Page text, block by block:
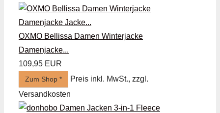
OXMO Bellissa Damen Winterjacke
Damenjacke...
109,95 EUR
Zum Shop *
Preis inkl. MwSt., zzgl.
Versandkosten